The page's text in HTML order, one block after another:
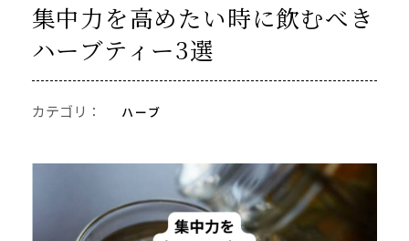
集中力を高めたい時に飲むべき
ハーブティー3選
カテゴリ： ハーブ